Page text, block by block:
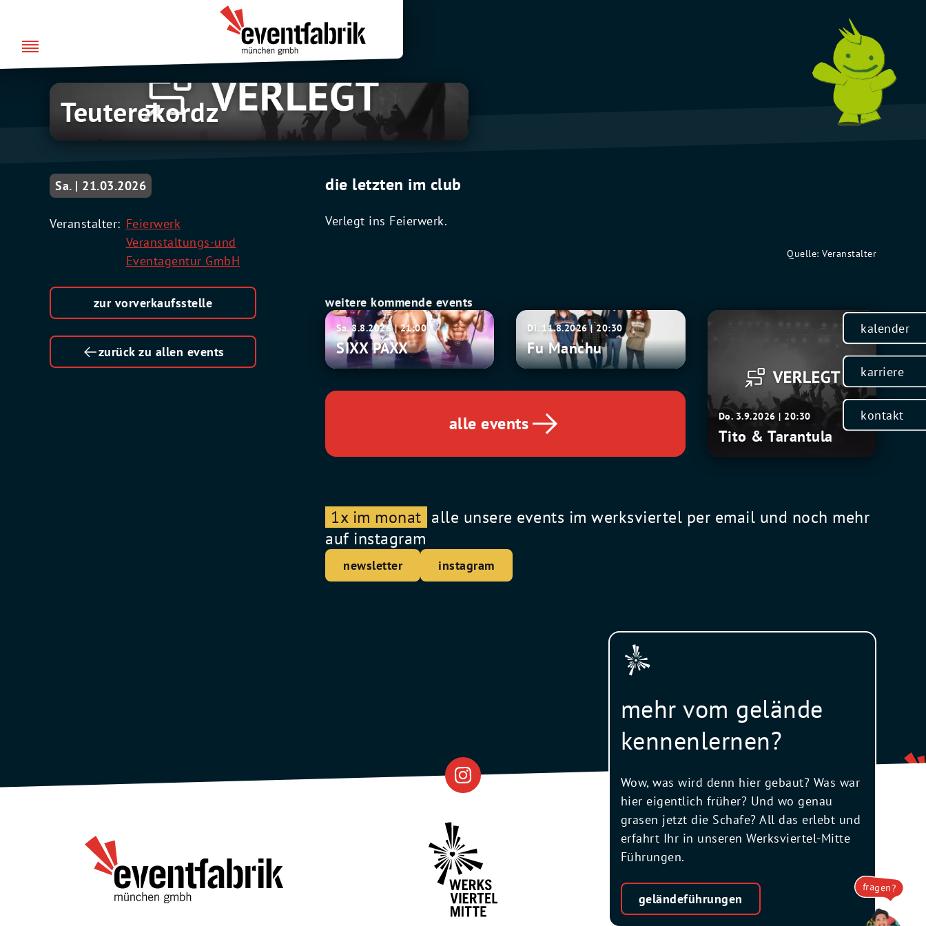
springen
kalender
karriere
kontakt
Teuterekordz
die letzten im club
Verlegt ins Feierwerk.
Quelle: Veranstalter
weitere kommende events
SIXX
PAXX
Sa. 8.8.2026 | 21:00
SIXX PAXX
Fu
Manchu
Di. 11.8.2026 | 20:30
Fu Manchu
Tito
Do. 3.9.2026 | 20:30
Tito & Tarantula
alle events
1x im monat alle unsere events im werksviertel per email und noch mehr
auf instagram
newsletter instagram
Sa. | 21.03.2026
Veranstalter: Feierwerk
Veranstaltungs-und
Eventagentur GmbH
zur vorverkaufsstelle
zurück zu allen events
fragen?
mehr vom gelände
kennenlernen?
Wow, was wird denn hier gebaut? Was war
hier eigentlich früher? Und wo genau
grasen jetzt die Schafe? All das erlebt und
erfahrt Ihr in unseren Werksviertel-Mitte
Führungen.
geländeführungen